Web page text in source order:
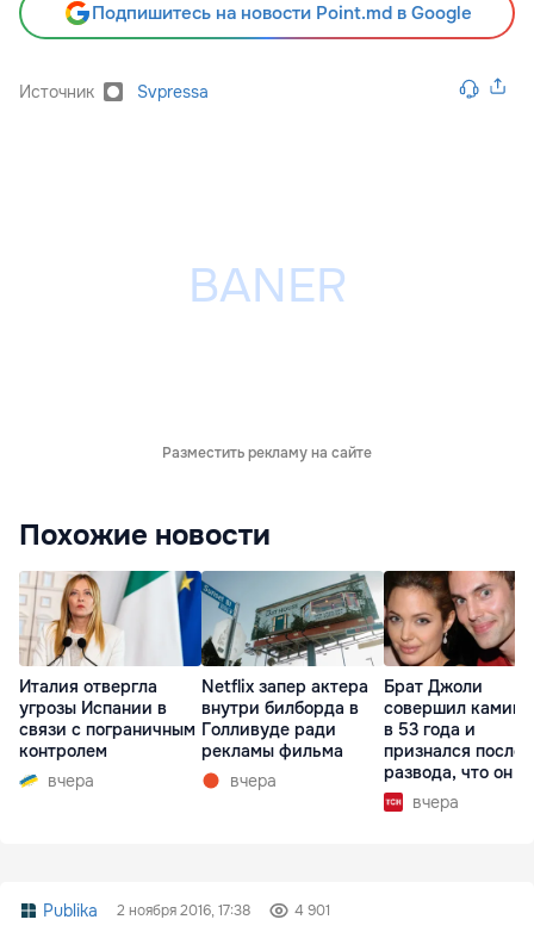
Подпишитесь на новости Point.md в Google
Источник Svpressa
Разместить рекламу на сайте
Похожие новости
Италия отвергла
угрозы Испании в
связи с пограничным
контролем
вчера
Netflix запер актера
внутри билборда в
Голливуде ради
рекламы фильма
вчера
Брат Джоли
совершил
в 53 года и
признался после
развода, что он
вчера
Publika 2 ноября 2016, 17:38 4 901